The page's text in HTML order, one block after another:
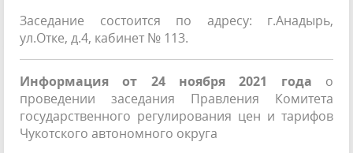
Заседание состоится по адресу: г.Анадырь,
ул.Отке, д.4, кабинет № 113.
Информация от 24 ноября 2021 года о
проведении заседания Правления Комитета
государственного регулирования цен и тарифов
Чукотского автономного округа